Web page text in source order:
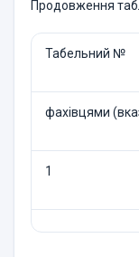
Продовження
Табельний №
фахівцями
1